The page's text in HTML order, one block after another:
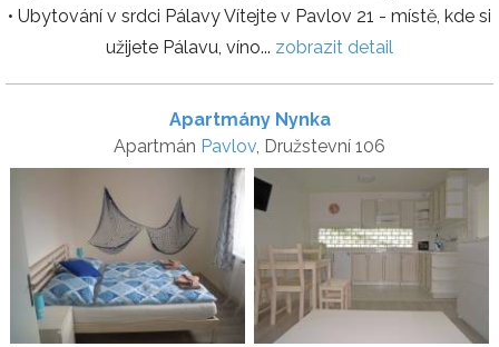
• Ubytování v srdci Pálavy Vítejte v Pavlov 21 - místě, kde si
užijete Pálavu, víno... zobrazit detail
Apartmány Nynka
Apartmán Pavlov, Družstevní 106